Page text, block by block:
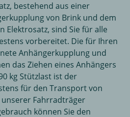
bestehend aus einer
von Brink und dem
Elektrosatz, sind Sie für alle
vorbereitet. Die für Ihren
Anhängerkupplung und
das Ziehen eines Anhängers
kg Stützlast ist der
für den Transport von
Fahrradträger
können Sie den